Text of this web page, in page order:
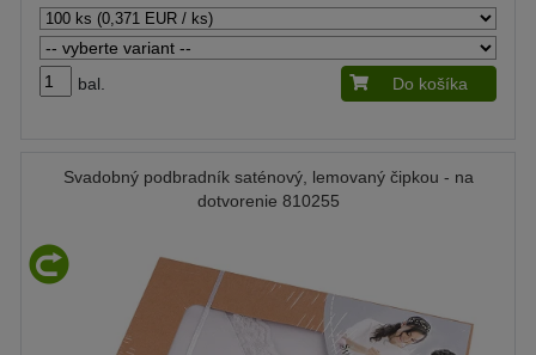
bal. Do košíka
Svadobný podbradník saténový, lemovaný čipkou - na
dotvorenie 810255